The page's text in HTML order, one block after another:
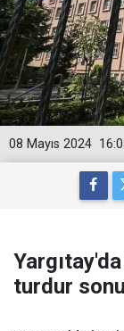
08 Mayıs 2024
turdur